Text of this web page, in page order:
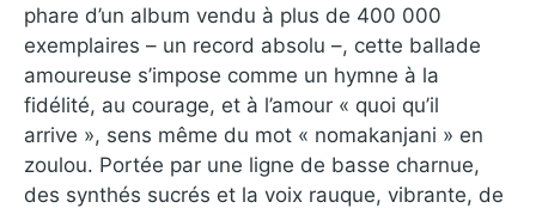
phare d’un album vendu à plus de 400 000
exemplaires – un record absolu –, cette ballade
amoureuse s’impose comme un hymne à la
fidélité, au courage, et à l’amour « quoi qu’il
arrive », sens même du mot « nomakanjani » en
zoulou. Portée par une ligne de basse charnue,
des synthés sucrés et la voix rauque, vibrante, de